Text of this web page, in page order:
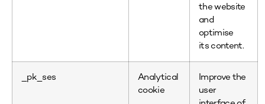
the website
and
optimise
its content.
_pk_ses
Analytical
cookie
Improve the
user